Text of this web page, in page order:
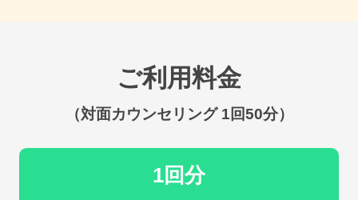
ご利用料金
（対面カウンセリング 1回50分）
1回分